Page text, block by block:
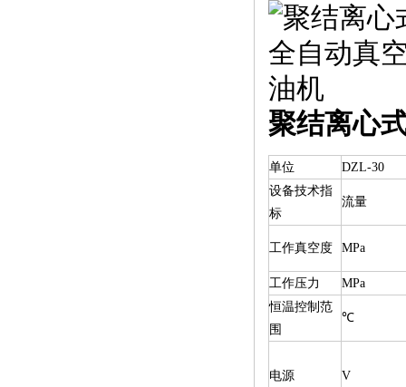
聚结离心
单位
DZL-30
设备技术指
标
流量
工作真空度 MPa
工作压力
MPa
恒温控制范
围
℃
电源 V